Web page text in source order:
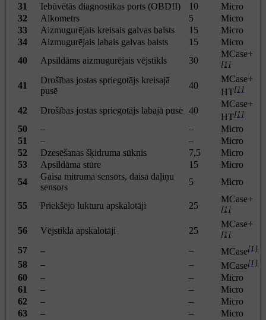
31
Iebūvētās diagnostikas ports (OBDII) 10
Micro
32
Alkometrs 5
Micro
33
Aizmugurējais kreisais galvas balsts 15
Micro
34
Aizmugurējais labais galvas balsts 15
Micro
40
Apsildāms aizmugurējais vējstikls 30
MCase+
[1]
41
Drošības jostas spriegotājs kreisajā
pusē
40
MCase+
HT[1]
42 Drošības jostas spriegotājs labajā pusē 40
MCase+
HT[1]
50 – –
Micro
51
– –
Micro
52
Dzesēšanas šķidruma sūknis 7,5
Micro
53
Apsildāma stūre 15
Micro
54
Gaisa mitruma sensors, daisa daļiņu
sensors
5 Micro
55 Priekšējo lukturu apskalotāji 25
MCase+
[1]
56 Vējstikla apskalotāji 25
MCase+
[1]
57 – – MCase[1]
58 – – MCase[1]
60 – –
Micro
61
– –
Micro
62
– –
Micro
63
– –
Micro